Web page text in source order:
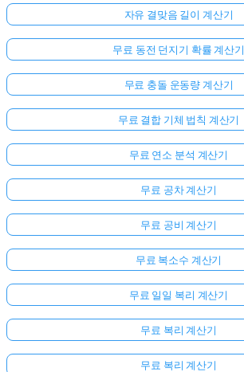
자유 결맞음 길이 계산기
무료 동전 던지기 확률 계산기
무료 충돌 운동량 계산기
무료 결합 기체 법칙 계산기
무료 연소 분석 계산기
무료 공차 계산기
무료 공비 계산기
무료 복소수 계산기
무료 일일 복리 계산기
무료 복리 계산기
무료 복리 계산기